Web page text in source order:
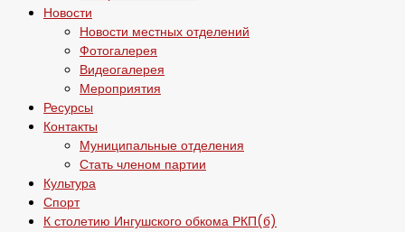
Новости
Новости местных отделений
Фотогалерея
Видеогалерея
Мероприятия
Ресурсы
Контакты
Муниципальные отделения
Стать членом партии
Культура
Спорт
К столетию Ингушского обкома РКП(б)